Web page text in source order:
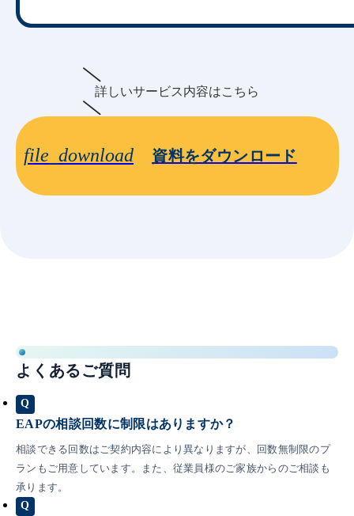
詳しいサービス内容はこちら
file_download 資料をダウンロード
よくあるご質問
Q
EAPの相談回数に制限はありますか？
相談できる回数はご契約内容により異なりますが、回数無制限のプ
ランもご用意しています。また、従業員様のご家族からのご相談も
承ります。
Q